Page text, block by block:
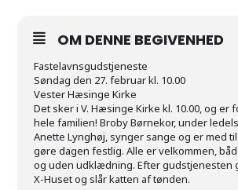
OM DENNE BEGIVENHED
Fastelavnsgudstjeneste
Søndag den 27. februar kl. 10.00
Vester Hæsinge Kirke
Det sker i V. Hæsinge Kirke kl. 10.00, og er
hele familien! Broby Børnekor, under
Anette Lynghøj, synger sange og er med
gøre dagen festlig. Alle er velkommen,
og uden udklædning. Efter gudstjenesten
X-Huset og slår katten af tønden.